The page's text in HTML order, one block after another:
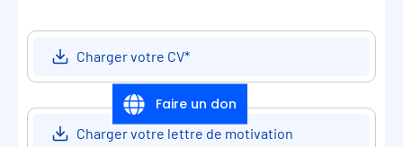
Charger votre CV*
Charger votre lettre de motivation
Faire un don